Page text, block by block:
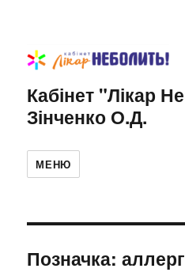
Кабінет "Лікар
Зінченко О.Д.
МЕНЮ
Позначка: